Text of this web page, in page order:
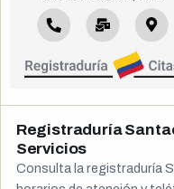
Registraduría
Servicios
Consulta la registraduría